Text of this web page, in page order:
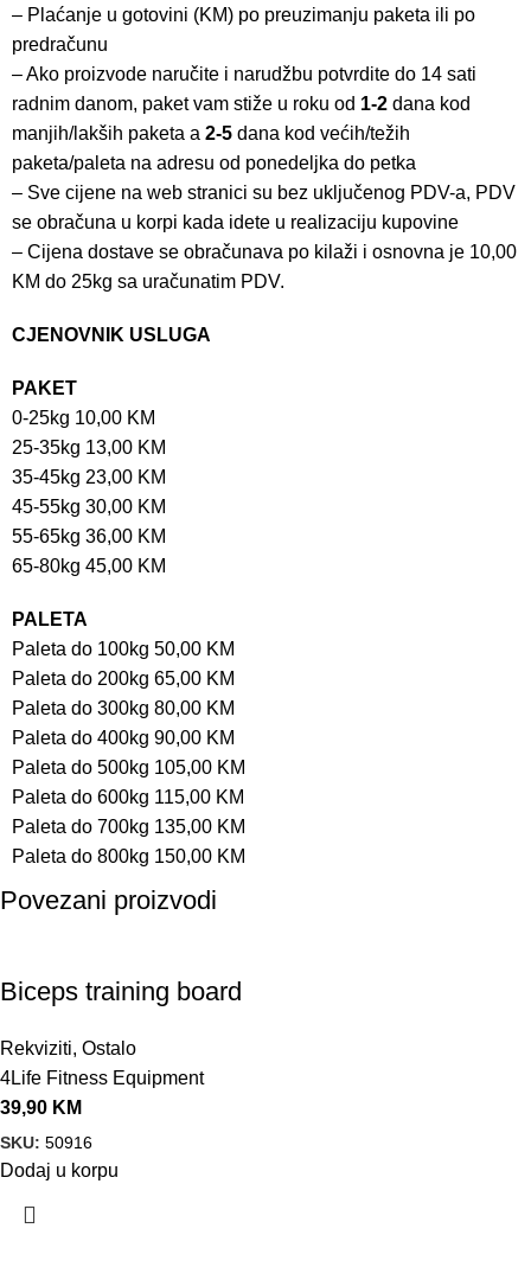
– Plaćanje u gotovini (KM) po preuzimanju paketa ili po
predračunu
– Ako proizvode naručite i narudžbu potvrdite do 14 sati
radnim danom, paket vam stiže u roku od 1-2 dana kod
manjih/lakših paketa a 2-5 dana kod većih/težih
paketa/paleta na adresu od ponedeljka do petka
– Sve cijene na web stranici su bez uključenog PDV-a, PDV
se obračuna u korpi kada idete u realizaciju kupovine
– Cijena dostave se obračunava po kilaži i osnovna je 10,00
KM do 25kg sa uračunatim PDV.
CJENOVNIK USLUGA
PAKET
0-25kg 10,00 KM
25-35kg 13,00 KM
35-45kg 23,00 KM
45-55kg 30,00 KM
55-65kg 36,00 KM
65-80kg 45,00 KM
PALETA
Paleta do 100kg 50,00 KM
Paleta do 200kg 65,00 KM
Paleta do 300kg 80,00 KM
Paleta do 400kg 90,00 KM
Paleta do 500kg 105,00 KM
Paleta do 600kg 115,00 KM
Paleta do 700kg 135,00 KM
Paleta do 800kg 150,00 KM
Povezani proizvodi
Biceps training board
Rekviziti, Ostalo
4Life Fitness Equipment
39,90 KM
SKU: 50916
Dodaj u korpu